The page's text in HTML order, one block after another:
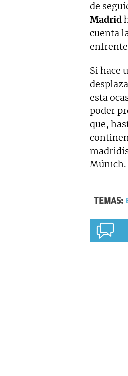
de
Madrid
cuenta
enfrente
Si hace
esta
poder
que,
Múnich.
TEMAS: